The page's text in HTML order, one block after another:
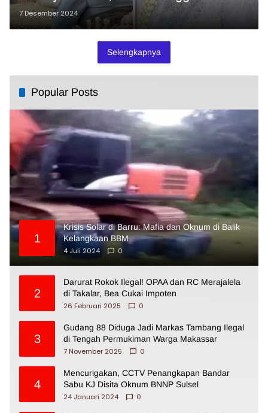
7 Desember 2024
Selengkapnya
Popular Posts
1
Krisis Solar di Barru: Mafia dan Oknum di Balik
Kelangkaan BBM
4 Juli 2024
0
2
Darurat Rokok Ilegal! OPAA dan RC Merajalela
di Takalar, Bea Cukai Impoten
26 Februari 2025
0
3
Gudang 88 Diduga Jadi Markas Tambang Ilegal
di Tengah Permukiman Warga Makassar
7 November 2025
0
4
Mencurigakan, CCTV Penangkapan Bandar
Sabu KJ Disita Oknum BNNP Sulsel
24 Januari 2024
0